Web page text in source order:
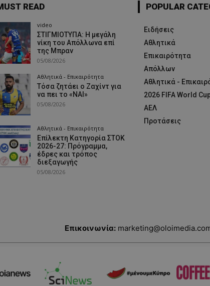
READ
video
ΣΤΙΓΜΙΟΤΥΠΑ: Η μεγάλη
νίκη του Απόλλωνα επί
της Μπραν
05/08/2026
Αθλητικά - Επικαιρότητα
Τόσα ζητάει ο Ζαχίντ για
να πει το «ΝΑΙ»
05/08/2026
Αθλητικά - Επικαιρότητα
Επίλεκτη Κατηγορία ΣΤΟΚ
2026-27: Πρόγραμμα,
έδρες και τρόπος
διεξαγωγής
05/08/2026
POPULAR
Ειδήσεις
Αθλητικά
Επικαιρότητα
Απόλλων
Αθλητικά -
2026 FIFA World
ΑΕΛ
Προτάσεις
Επικοινωνία: